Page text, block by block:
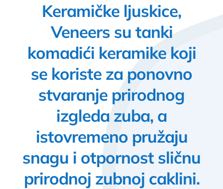
Keramičke ljuskice,
Veneers su tanki
komadići keramike koji
se koriste za ponovno
stvaranje prirodnog
izgleda zuba, a
istovremeno pružaju
snagu i otpornost sličnu
prirodnoj zubnoj caklini.